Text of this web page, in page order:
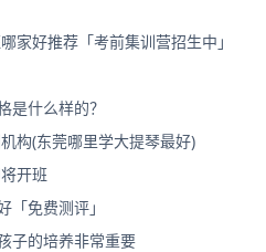
家好推荐「考前集训营招生中」
是什么样的？
构(东莞哪里学大提琴最好)
开班
「免费测评」
子的培养非常重要